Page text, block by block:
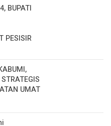
BUPATI
PESISIR
UMAT